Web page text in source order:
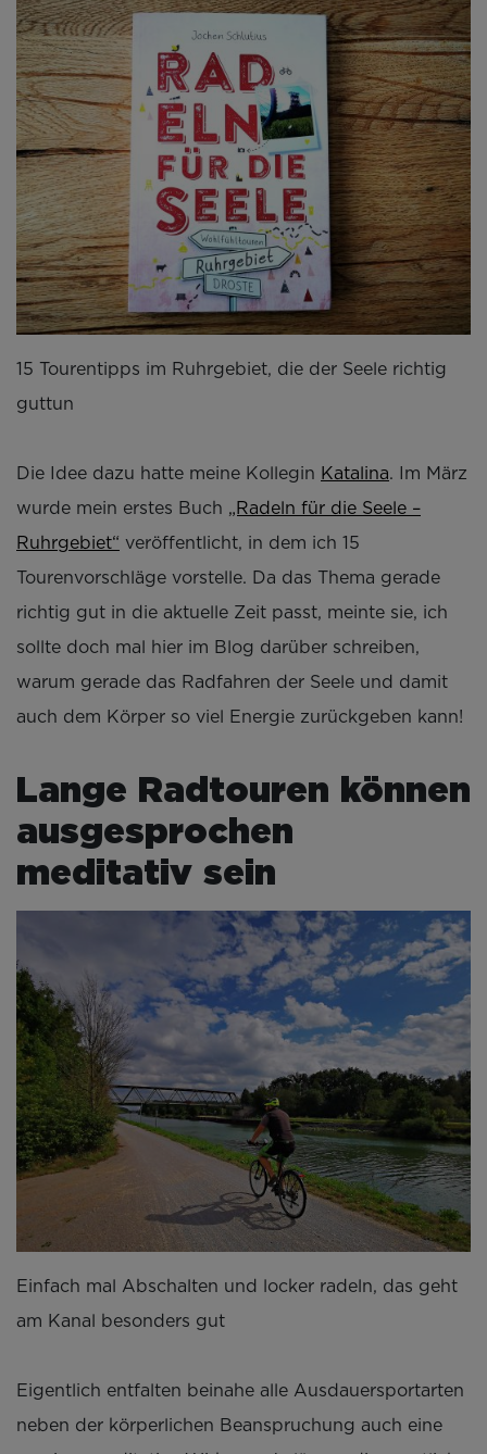
15 Tourentipps im Ruhrgebiet, die der Seele richtig
guttun
Die Idee dazu hatte meine Kollegin Katalina. Im März
wurde mein erstes Buch „Radeln für die Seele –
Ruhrgebiet“ veröffentlicht, in dem ich 15
Tourenvorschläge vorstelle. Da das Thema gerade
richtig gut in die aktuelle Zeit passt, meinte sie, ich
sollte doch mal hier im Blog darüber schreiben,
warum gerade das Radfahren der Seele und damit
auch dem Körper so viel Energie zurückgeben kann!
Lange Radtouren können
ausgesprochen
meditativ sein
Einfach mal Abschalten und locker radeln, das geht
am Kanal besonders gut
Eigentlich entfalten beinahe alle Ausdauersportarten
neben der körperlichen Beanspruchung auch eine